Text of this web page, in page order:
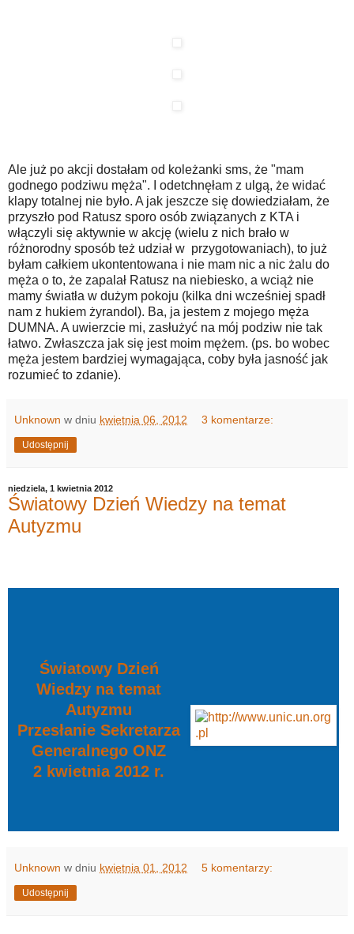
Ale już po akcji dostałam od koleżanki sms, że "mam
godnego podziwu męża". I odetchnęłam z ulgą, że widać
klapy totalnej nie było. A jak jeszcze się dowiedziałam, że
przyszło pod Ratusz sporo osób związanych z KTA i
włączyli się aktywnie w akcję (wielu z nich brało w
różnorodny sposób też udział w przygotowaniach), to już
byłam całkiem ukontentowana i nie mam nic a nic żalu do
męża o to, że zapalał Ratusz na niebiesko, a wciąż nie
mamy światła w dużym pokoju (kilka dni wcześniej spadł
nam z hukiem żyrandol). Ba, ja jestem z mojego męża
DUMNA. A uwierzcie mi, zasłużyć na mój podziw nie tak
łatwo. Zwłaszcza jak się jest moim mężem. (ps. bo wobec
męża jestem bardziej wymagająca, coby była jasność jak
rozumieć to zdanie).
Unknown w dniu kwietnia 06, 2012 3 komentarze:
Udostępnij
niedziela, 1 kwietnia 2012
Światowy Dzień Wiedzy na temat
Autyzmu
Światowy Dzień
Wiedzy na temat
Autyzmu
Przesłanie Sekretarza
Generalnego ONZ
2 kwietnia 2012 r.
Unknown w dniu kwietnia 01, 2012 5 komentarzy:
Udostępnij